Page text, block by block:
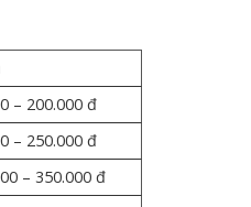
– 200.000 đ
– 250.000 đ
– 350.000 đ